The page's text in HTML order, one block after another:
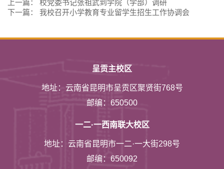
上一篇： 校党委书记张祖武到学院（学部）调研
下一篇： 我校召开小学教育专业留学生招生工作协调会
呈贡主校区
地址：云南省昆明市呈贡区聚贤街768号
邮编：650500
一二·一西南联大校区
地址：云南省昆明市一二·一大街298号
邮编：650092